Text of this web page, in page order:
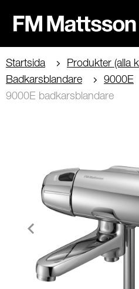
Startsida
Produkter (alla
Badkarsblandare
9000E
9000E badkarsblandare